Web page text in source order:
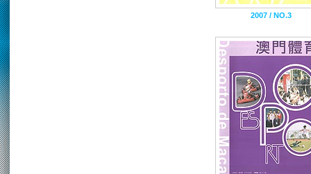
2007 / NO.3